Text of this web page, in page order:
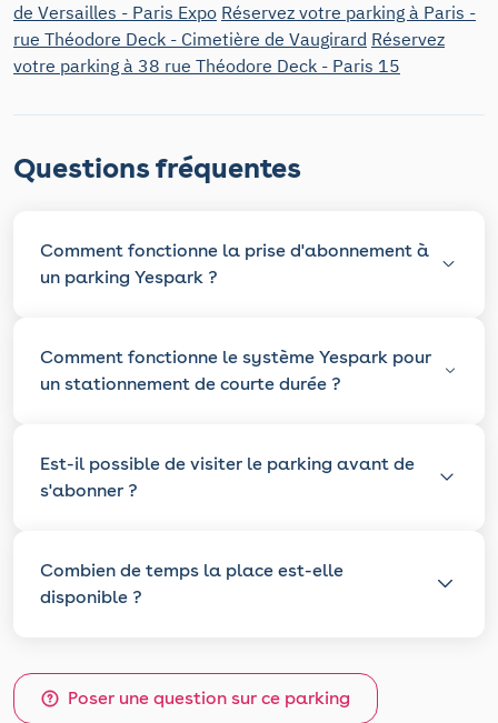
de Versailles - Paris Expo Réservez votre parking à Paris -
rue Théodore Deck - Cimetière de Vaugirard Réservez
votre parking à 38 rue Théodore Deck - Paris 15
Questions fréquentes
Comment fonctionne la prise d'abonnement à
un parking Yespark ?
Comment fonctionne le système Yespark pour
un stationnement de courte durée ?
Est-il possible de visiter le parking avant de
s'abonner ?
Combien de temps la place est-elle
disponible ?
Poser une question sur ce parking